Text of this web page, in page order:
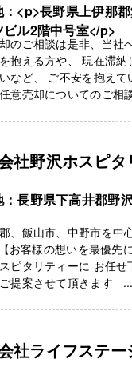
：<p>長野県上伊那
ビル2階中号室</p>
のご相談は是非、当
抱える方や、 現在滞
など、 ご不安を抱え
意売却についてのご相
社野沢ホスピタ
：長野県下高井郡野
、飯山市、中野市を中
客様の想いを最優先
ピタリティーに お任
提案させて頂きます ...
社ライフステー